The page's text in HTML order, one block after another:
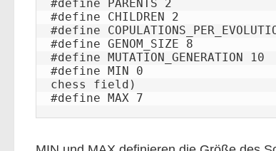
#define PARENTS 2
#define CHILDREN 2
#define
#define GENOM_SIZE 8
#define
#define MIN 0
chess field)
#define MAX 7